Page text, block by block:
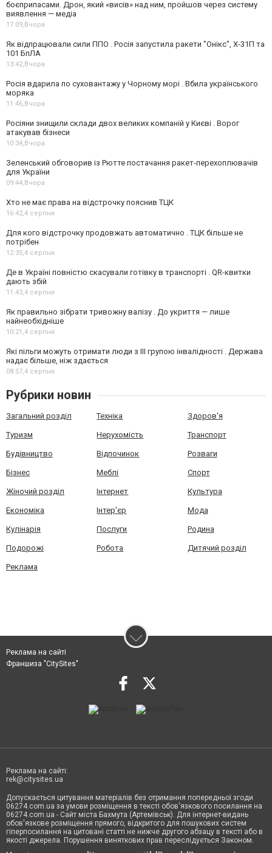
боєприпасами. Дрон, який «висів» над ним, пройшов через систему
виявлення — медіа
17:09,Вчора
Як відпрацювали сили ППО . Росія запустила ракети "Онікс", Х-31П та
101 БпЛА
13:42,Вчора
Росія вдарила по суховантажу у Чорному морі . Вбила українського
моряка
11:46,Вчора
Росіяни знищили склади двох великих компаній у Києві . Ворог
атакував бізнеси
10:34,Вчора
Зеленський обговорив із Рютте постачання ракет-перехоплювачів
для України
09:44,Вчора
Хто не має права на відстрочку пояснив ТЦК
16:42,4 серпня
Для кого відстрочку продовжать автоматично . ТЦК більше не
потрібен
12:35,4 серпня
Де в Україні повністю скасували готівку в транспорті . QR-квитки
дають збій
11:43,4 серпня
Як правильно зібрати тривожну валізу . До укриття — лише
найнеобхідніше
10:21,4 серпня
Які пільги можуть отримати люди з III групою інвалідності . Держава
надає більше, ніж здається
08:57,4 серпня
Рубрики новин
Загальний розділ Техніка Здоров'я
Туризм Нерухомість Транспорт
Будівництво Відпочинок Розваги
Бізнес Меблі Спорт
Жіночий розділ Інтернет Культура
Економіка Інтер'єр Мода
Кулінарія Послуги Родина
Подорожі Робота Дитячий розділ
Реклама
Реклама на сайті
Франшиза "CitySites"
Реклама на сайті:
rek@citysites.ua
Допускається цитування матеріалів без отримання попередньої згоди
06274.com.ua за умови розміщення в тексті обов'язкового посилання на
06274.com.ua - Сайт міста Бахмута (Артемівськ). Для інтернет-видань
обов'язкове розміщення прямого, відкритого для пошукових систем
гіперпосилання на цитовані статті не нижче другого абзацу в тексті або в
якості джерела. Порушення виняткових прав переслідується Законом.